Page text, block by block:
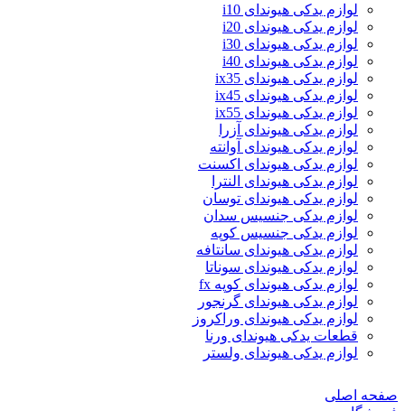
لوازم یدکی هیوندای i10
لوازم یدکی هیوندای i20
لوازم یدکی هیوندای i30
لوازم یدکی هیوندای i40
لوازم یدکی هیوندای ix35
لوازم یدکی هیوندای ix45
لوازم یدکی هیوندای ix55
لوازم یدکی هیوندای آزرا
لوازم یدکی هیوندای آوانته
لوازم یدکی هیوندای اکسنت
لوازم یدکی هیوندای النترا
لوازم یدکی هیوندای توسان
لوازم یدکی جنسیس سدان
لوازم یدکی جنسیس کوپه
لوازم یدکی هیوندای سانتافه
لوازم یدکی هیوندای سوناتا
لوازم یدکی هیوندای کوپه fx
لوازم یدکی هیوندای گرنجور
لوازم یدکی هیوندای وراکروز
قطعات یدکی هیوندای ورنا
لوازم یدکی هیوندای ولستر
صفحه اصلی